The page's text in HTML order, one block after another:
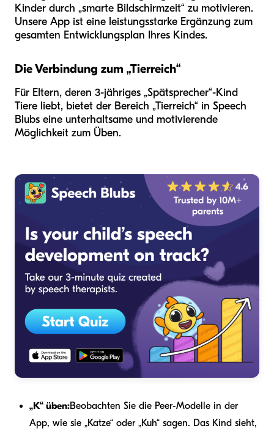
Kinder durch „smarte Bildschirmzeit“ zu motivieren.
Unsere App ist eine leistungsstarke Ergänzung zum
gesamten Entwicklungsplan Ihres Kindes.
Die Verbindung zum „Tierreich“
Für Eltern, deren 3-jähriges „Spätsprecher“-Kind
Tiere liebt, bietet der Bereich „Tierreich“ in Speech
Blubs eine unterhaltsame und motivierende
Möglichkeit zum Üben.
„K“ üben:Beobachten Sie die Peer-Modelle in der
App, wie sie „Katze“ oder „Kuh“ sagen. Das Kind sieht,